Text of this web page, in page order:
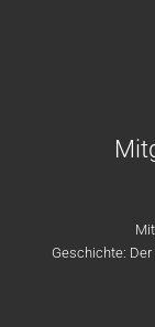
Geschichte: